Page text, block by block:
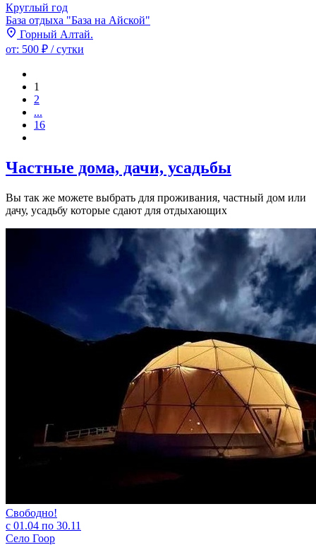
Круглый год
База отдыха "База на Айской"
Горный Алтай.
от: 500 ₽ / сутки
1
2
...
16
Частные дома, дачи, усадьбы
Вы так же можете выбрать для проживания, частный дом или
дачу, усадьбу которые сдают для отдыхающих
Свободно!
с 01.04 по 30.11
Село Гоор